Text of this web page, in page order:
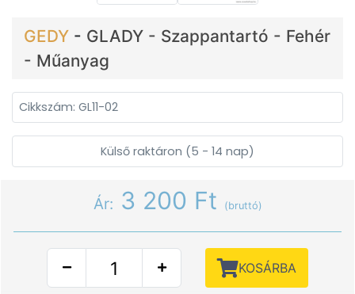
GEDY - GLADY - Szappantartó - Fehér
- Műanyag
Cikkszám: GL11-02
Külső raktáron (5 - 14 nap)
Ár: 3 200 Ft (bruttó)
KOSÁRBA